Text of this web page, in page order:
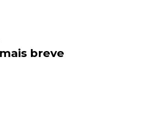
breve